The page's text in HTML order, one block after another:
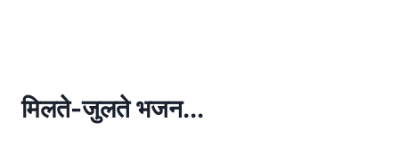
p
मिलते-जुलते भजन...